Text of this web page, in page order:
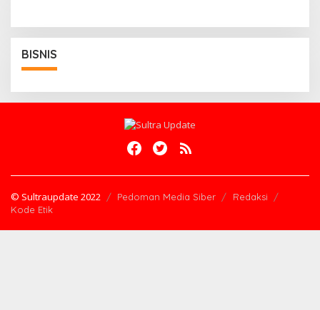
BISNIS
© Sultraupdate 2022 Pedoman Media Siber
Redaksi
Kode Etik